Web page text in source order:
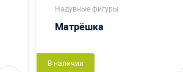
Надувные фигуры
Матрёшка
В наличии